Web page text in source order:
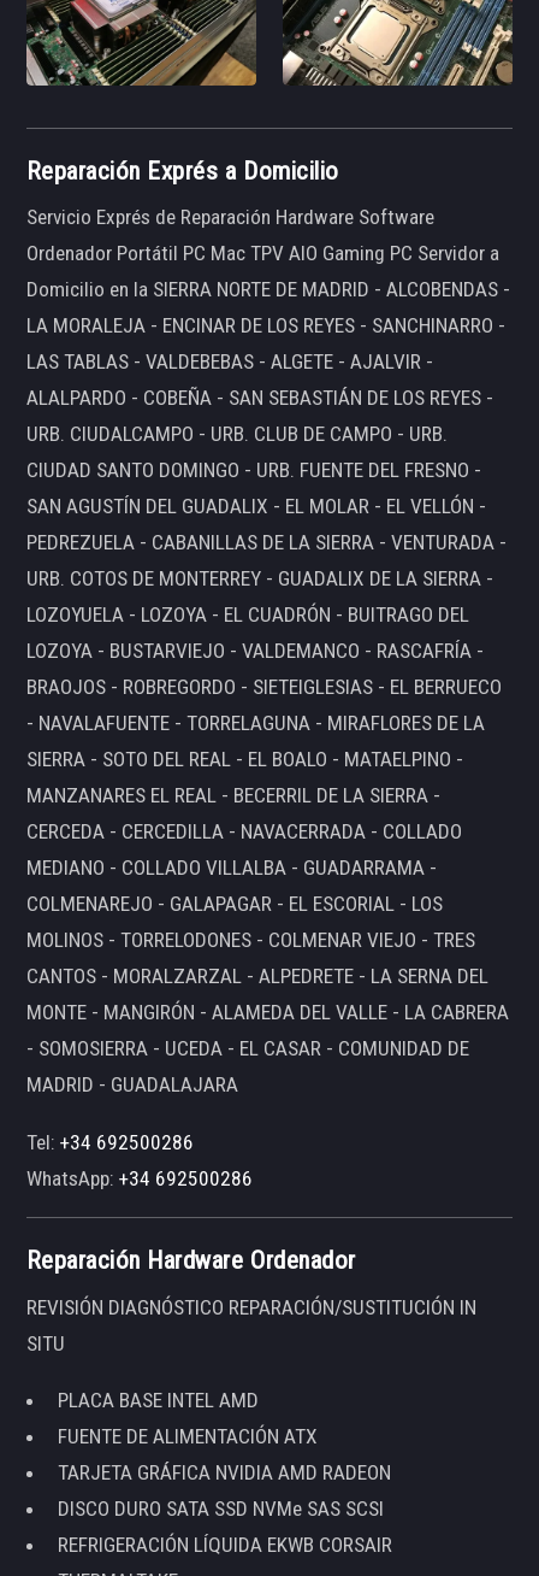
Reparación Exprés a Domicilio
Servicio Exprés de Reparación Hardware Software
Ordenador Portátil PC Mac TPV AIO Gaming PC Servidor a
Domicilio en la SIERRA NORTE DE MADRID - ALCOBENDAS -
LA MORALEJA - ENCINAR DE LOS REYES - SANCHINARRO -
LAS TABLAS - VALDEBEBAS - ALGETE - AJALVIR -
ALALPARDO - COBEÑA - SAN SEBASTIÁN DE LOS REYES -
URB. CIUDALCAMPO - URB. CLUB DE CAMPO - URB.
CIUDAD SANTO DOMINGO - URB. FUENTE DEL FRESNO -
SAN AGUSTÍN DEL GUADALIX - EL MOLAR - EL VELLÓN -
PEDREZUELA - CABANILLAS DE LA SIERRA - VENTURADA -
URB. COTOS DE MONTERREY - GUADALIX DE LA SIERRA -
LOZOYUELA - LOZOYA - EL CUADRÓN - BUITRAGO DEL
LOZOYA - BUSTARVIEJO - VALDEMANCO - RASCAFRÍA -
BRAOJOS - ROBREGORDO - SIETEIGLESIAS - EL BERRUECO
- NAVALAFUENTE - TORRELAGUNA - MIRAFLORES DE LA
SIERRA - SOTO DEL REAL - EL BOALO - MATAELPINO -
MANZANARES EL REAL - BECERRIL DE LA SIERRA -
CERCEDA - CERCEDILLA - NAVACERRADA - COLLADO
MEDIANO - COLLADO VILLALBA - GUADARRAMA -
COLMENAREJO - GALAPAGAR - EL ESCORIAL - LOS
MOLINOS - TORRELODONES - COLMENAR VIEJO - TRES
CANTOS - MORALZARZAL - ALPEDRETE - LA SERNA DEL
MONTE - MANGIRÓN - ALAMEDA DEL VALLE - LA CABRERA
- SOMOSIERRA - UCEDA - EL CASAR - COMUNIDAD DE
MADRID - GUADALAJARA
Tel:+34 692500286
WhatsApp:+34 692500286
Reparación Hardware Ordenador
REVISIÓN DIAGNÓSTICO REPARACIÓN/SUSTITUCIÓN IN
SITU
PLACA BASE INTEL AMD
FUENTE DE ALIMENTACIÓN ATX
TARJETA GRÁFICA NVIDIA AMD RADEON
DISCO DURO SATA SSD NVMe SAS SCSI
REFRIGERACIÓN LÍQUIDA EKWB CORSAIR